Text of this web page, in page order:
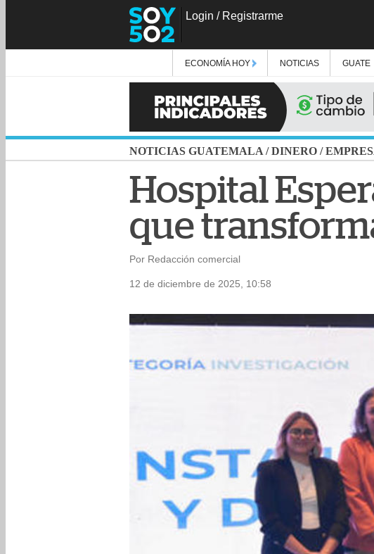
Login / Registrarme
ECONOMÍA HOY NOTICIAS GUATE
NOTICIAS GUATEMALA /DINERO /
Hospital
que
Por Redacción comercial
12 de diciembre de 2025, 10:58